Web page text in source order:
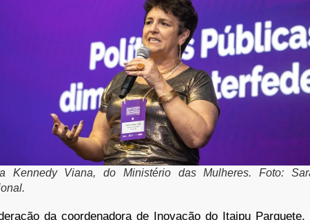
Kennedy Viana, do Ministério das Mulheres. Foto:
da coordenadora de Inovação do Itaipu